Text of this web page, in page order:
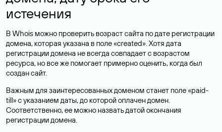
истечения
В Whois можно проверить возраст сайта по дате регистрации
домена, которая указана в поле «created». Хотя дата
регистрации домена не всегда совпадает с возрастом
ресурса, но все же помогает примерно оценить, когда был
создан сайт.
Важным для заинтересованных доменом станет поле «paid-
till» с указанием даты, до которой оплачен домен.
Соответственно, ее можно назвать датой окончания
регистрации домена.